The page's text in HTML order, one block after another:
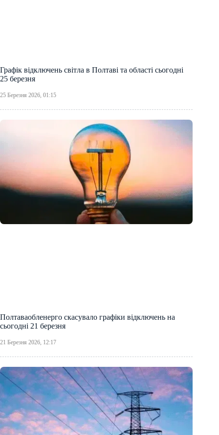
Графік відключень світла в Полтаві та області сьогодні
25 березня
25 Березня 2026, 01:15
Полтаваобленерго скасувало графіки відключень на
сьогодні 21 березня
21 Березня 2026, 12:17